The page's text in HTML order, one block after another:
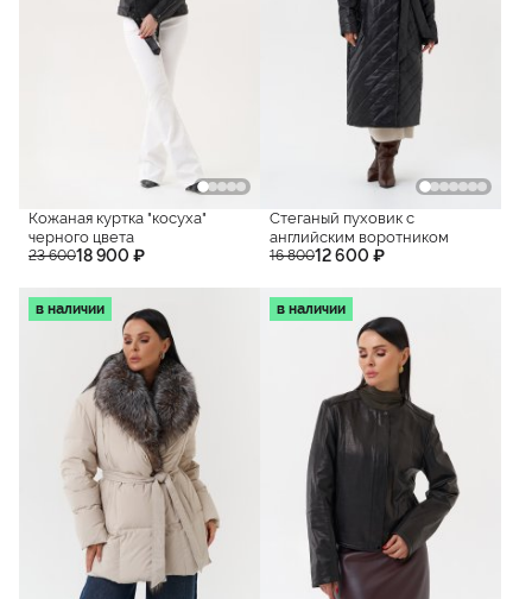
Кожаная куртка "косуха"
черного цвета
23 60018 900 ₽
Стеганый пуховик с
английским воротником
16 80012 600 ₽
в наличии в наличии